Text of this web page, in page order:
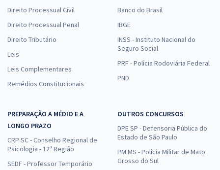
Direito Processual Civil
Direito Processual Penal
Direito Tributário
Leis
Leis Complementares
Remédios Constitucionais
Banco do Brasil
IBGE
INSS - Instituto Nacional do
Seguro Social
PRF - Polícia Rodoviária Federal
PND
PREPARAÇÃO A MÉDIO E A
LONGO PRAZO
CRP SC - Conselho Regional de
Psicologia - 12ª Região
SEDF - Professor Temporário
OUTROS CONCURSOS
DPE SP - Defensoria Pública do
Estado de São Paulo
PM MS - Polícia Militar de Mato
Grosso do Sul